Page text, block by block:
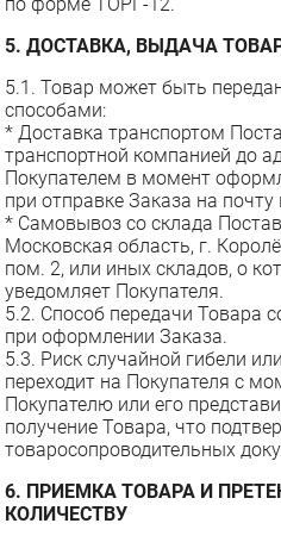
5. ДОСТАВКА, ВЫДАЧА
5.1. Товар может быть
способами:
* Доставка транспортом
транспортной компанией до
Покупателем в момент
при отправке Заказа на почту
* Самовывоз со склада
Московская область, г.
пом. 2, или иных складов, о
уведомляет Покупателя.
5.2. Способ передачи Товара
при оформлении Заказа.
5.3. Риск случайной гибели
переходит на Покупателя с
Покупателю или его
получение Товара, что
товаросопроводительных
6. ПРИЕМКА ТОВАРА И
КОЛИЧЕСТВУ